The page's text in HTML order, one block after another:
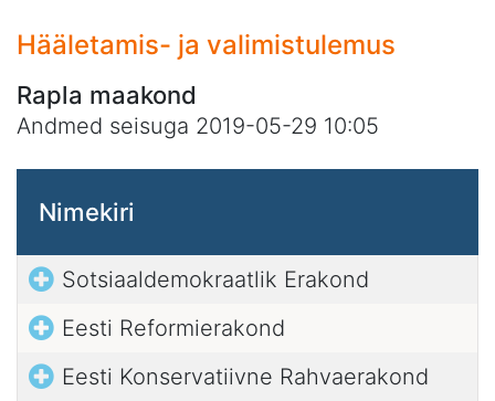
Hääletamis- ja valimistulemus
Rapla maakond
Andmed seisuga 2019-05-29 10:05
Nimekiri
Sotsiaaldemokraatlik Erakond
Eesti Reformierakond
Eesti Konservatiivne Rahvaerakond